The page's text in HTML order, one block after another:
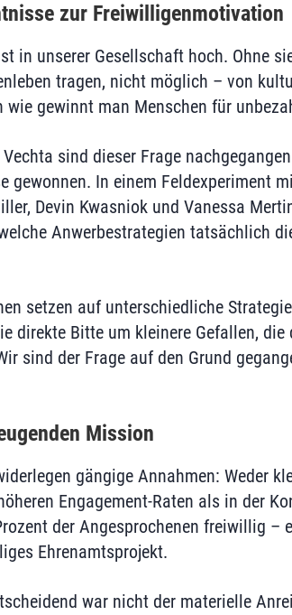
zur Freiwilligenmotivation
in unserer Gesellschaft hoch. Ohne
tragen, nicht möglich – von
gewinnt man Menschen für
sind dieser Frage
gewonnen. In einem Feldexperiment
Devin Kwasniok und Vanessa
Anwerbestrategien tatsächlich
setzen auf unterschiedliche
direkte Bitte um kleinere Gefallen,
sind der Frage auf den Grund
Mission
gängige Annahmen: Weder
Engagement-Raten als in der
der Angesprochenen freiwillig –
Ehrenamtsprojekt.
war nicht der materielle